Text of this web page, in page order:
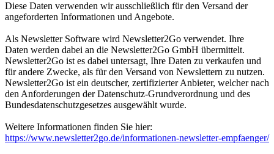
Diese Daten verwenden wir ausschließlich für den Versand der
angeforderten Informationen und Angebote.
Als Newsletter Software wird Newsletter2Go verwendet. Ihre
Daten werden dabei an die Newsletter2Go GmbH übermittelt.
Newsletter2Go ist es dabei untersagt, Ihre Daten zu verkaufen und
für andere Zwecke, als für den Versand von Newslettern zu nutzen.
Newsletter2Go ist ein deutscher, zertifizierter Anbieter, welcher nach
den Anforderungen der Datenschutz-Grundverordnung und des
Bundesdatenschutzgesetzes ausgewählt wurde.
Weitere Informationen finden Sie hier:
https://www.newsletter2go.de/informationen-newsletter-empfaenger/